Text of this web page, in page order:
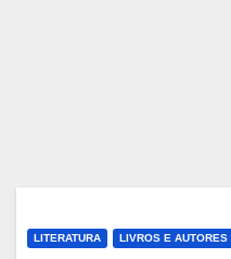
LITERATURA LIVROS E AUTORES